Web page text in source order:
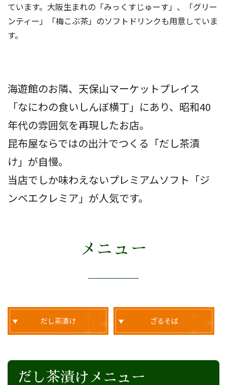
ています。大阪生まれの「みっくすじゅーす」、「グリー
ンティー」「梅こぶ茶」のソフトドリンクも用意していま
す。
海遊館のお隣、天保山マーケットプレイス
「なにわの食いしんぼ横丁」にあり、昭和40
年代の雰囲気を再現したお店。
昆布屋ならではの出汁でつくる「だし茶漬
け」が自慢。
当店でしか味わえないプレミアムソフト「ジ
ンベエクレミア」が人気です。
メニュー
だし茶漬け ざるそば
だし茶漬けメニュー